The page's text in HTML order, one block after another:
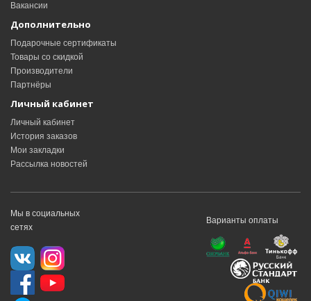
Вакансии
Дополнительно
Подарочные сертификаты
Товары со скидкой
Производители
Партнёры
Личный кабинет
Личный кабинет
История заказов
Мои закладки
Рассылка новостей
Мы в социальных
сетях
Варианты оплаты